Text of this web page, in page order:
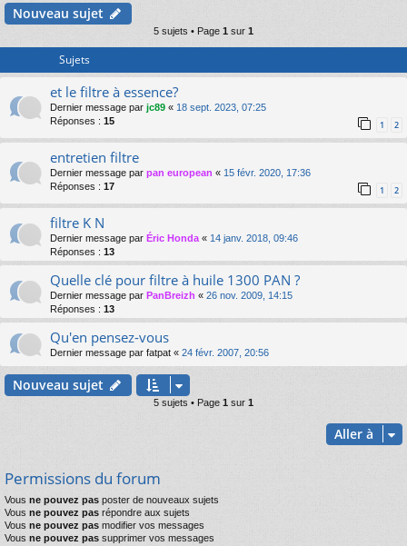
Nouveau sujet
5 sujets • Page 1 sur 1
Sujets
et le filtre à essence?
Dernier message par jc89 « 18 sept. 2023, 07:25
Réponses : 15 1 2
entretien filtre
Dernier message par pan european « 15 févr. 2020, 17:36
Réponses : 17 1 2
filtre K N
Dernier message par Éric Honda « 14 janv. 2018, 09:46
Réponses : 13
Quelle clé pour filtre à huile 1300 PAN ?
Dernier message par PanBreizh « 26 nov. 2009, 14:15
Réponses : 13
Qu'en pensez-vous
Dernier message par fatpat « 24 févr. 2007, 20:56
Nouveau sujet
5 sujets • Page 1 sur 1
Aller à
Permissions du forum
Vous ne pouvez pas poster de nouveaux sujets
Vous ne pouvez pas répondre aux sujets
Vous ne pouvez pas modifier vos messages
Vous ne pouvez pas supprimer vos messages